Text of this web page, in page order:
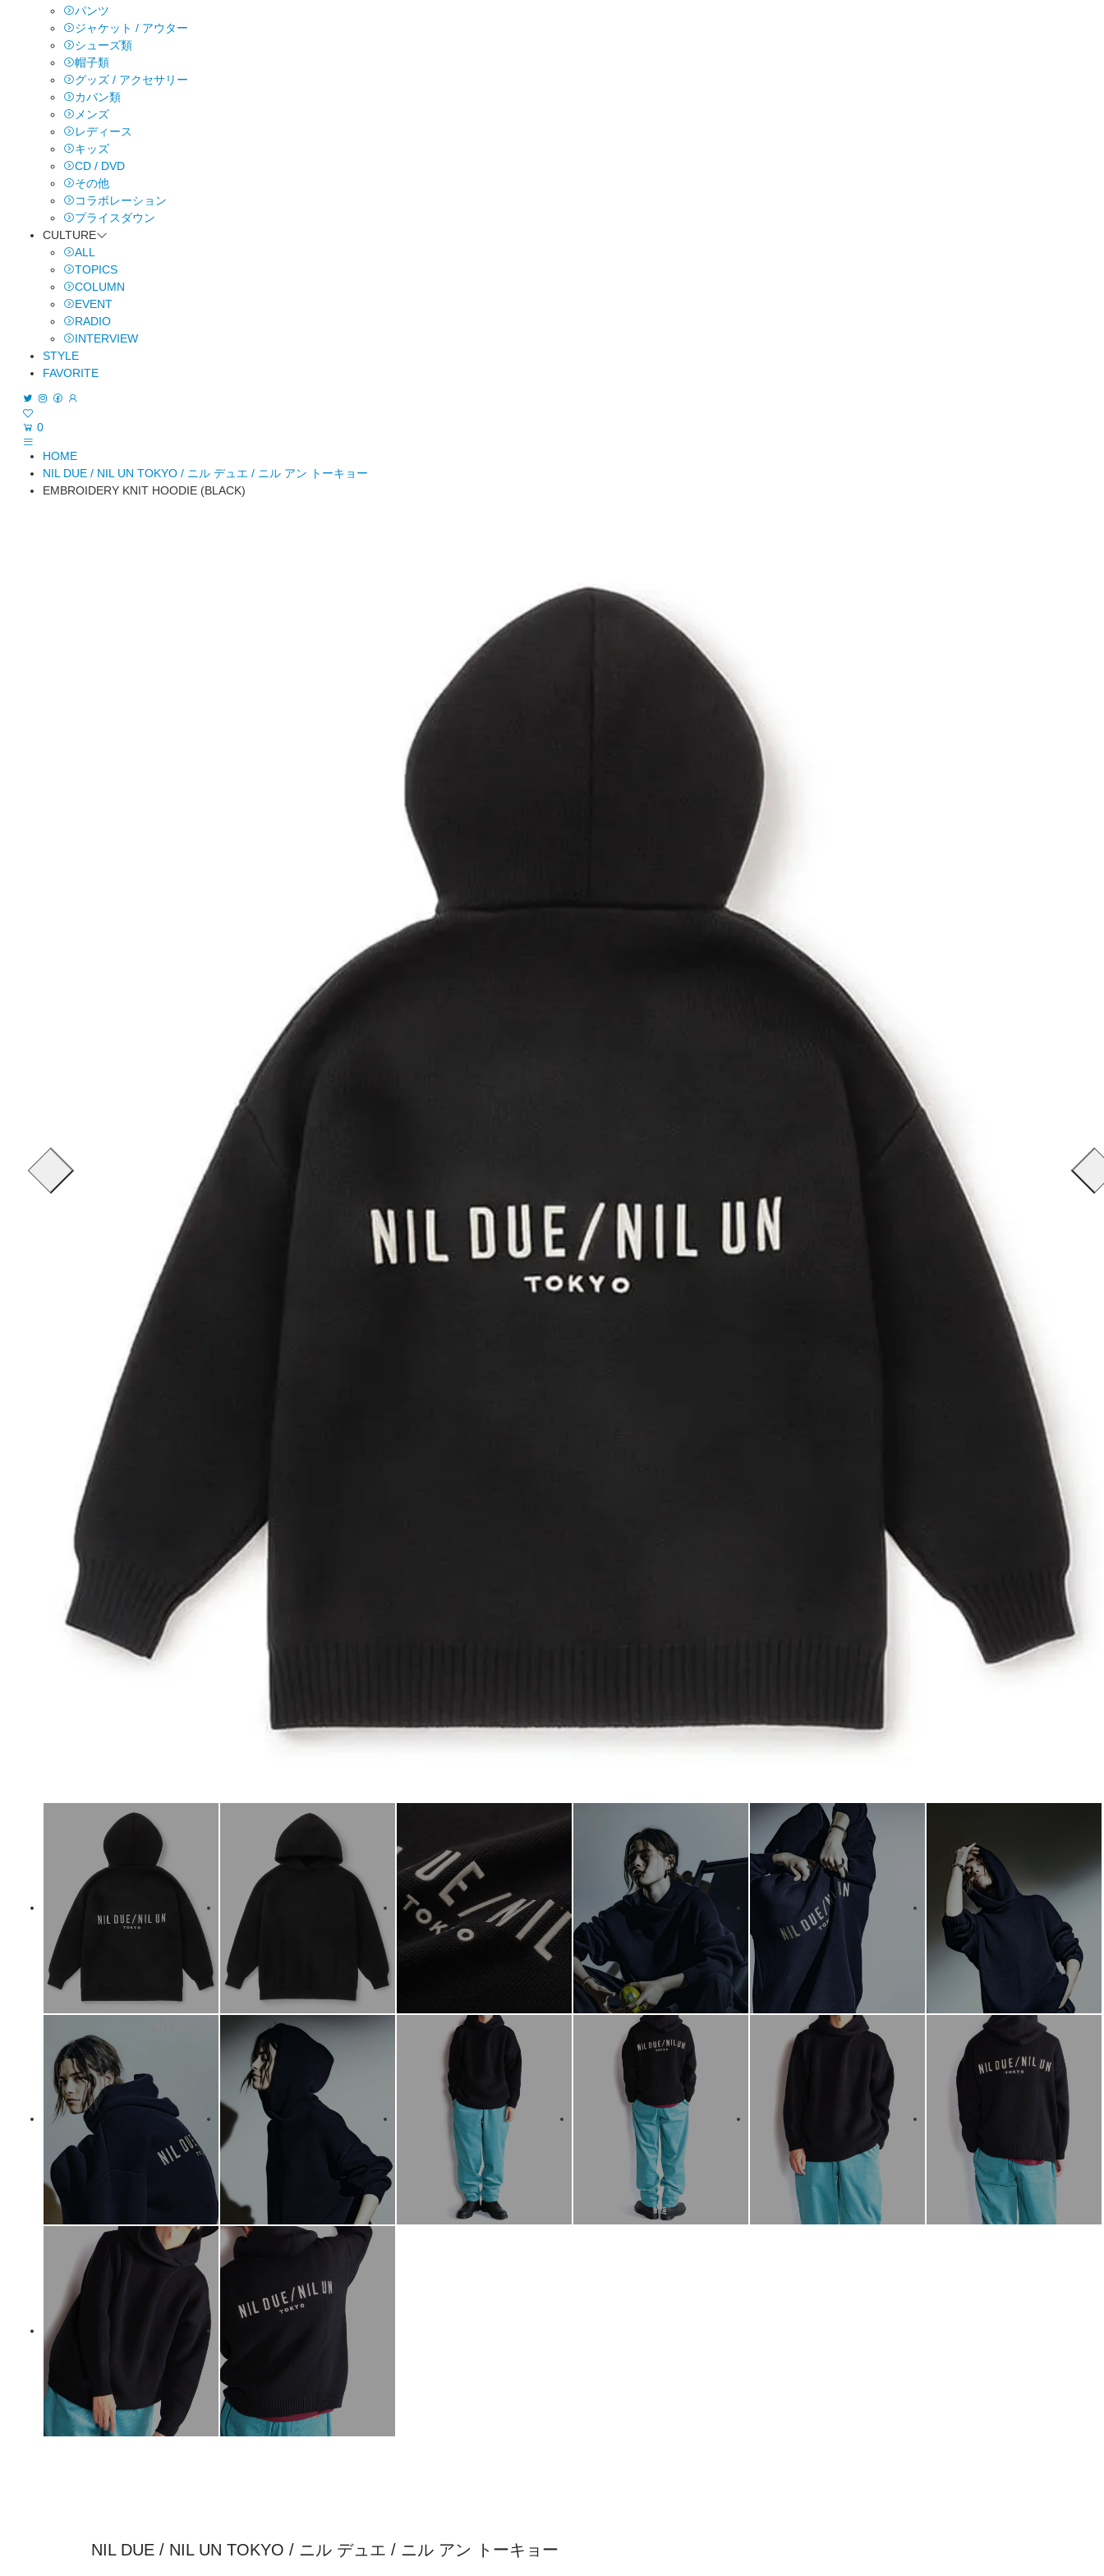
パンツ
ジャケット / アウター
シューズ類
帽子類
グッズ / アクセサリー
カバン類
メンズ
レディース
キッズ
CD / DVD
その他
コラボレーション
プライスダウン
CULTURE
ALL
TOPICS
COLUMN
EVENT
RADIO
INTERVIEW
STYLE
FAVORITE
0
HOME
NIL DUE / NIL UN TOKYO / ニル デュエ / ニル アン トーキョー
EMBROIDERY KNIT HOODIE (BLACK)
NIL DUE / NIL UN TOKYO / ニル デュエ / ニル アン トーキョー